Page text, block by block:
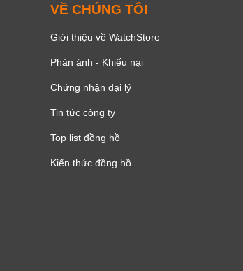
VỀ CHÚNG TÔI
Giới thiệu về WatchStore
Phản ánh - Khiếu nại
Chứng nhận đại lý
Tin tức công ty
Top list đồng hồ
Kiến thức đồng hồ